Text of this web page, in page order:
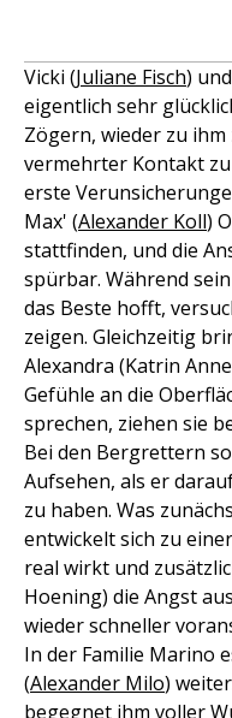
Vicki (Juliane Fisch)
eigentlich sehr
Zögern, wieder zu
vermehrter Kontakt
erste
Max' (Alexander Koll)
stattfinden, und die
spürbar. Während
das Beste hofft,
zeigen. Gleichzeitig
Alexandra (Katrin
Gefühle an die
sprechen, ziehen sie
Bei den Bergrettern
Aufsehen, als er
zu haben. Was
entwickelt sich zu
real wirkt und
Hoening) die Angst
wieder schneller
In der Familie Marino
(Alexander Milo)
begegnet ihm voller